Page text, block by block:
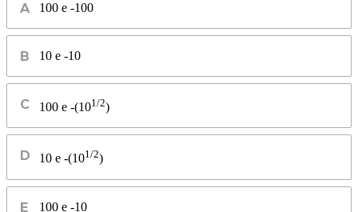
100 e -100
10 e -10
100 e -(101/2)
10 e -(101/2)
100 e -10